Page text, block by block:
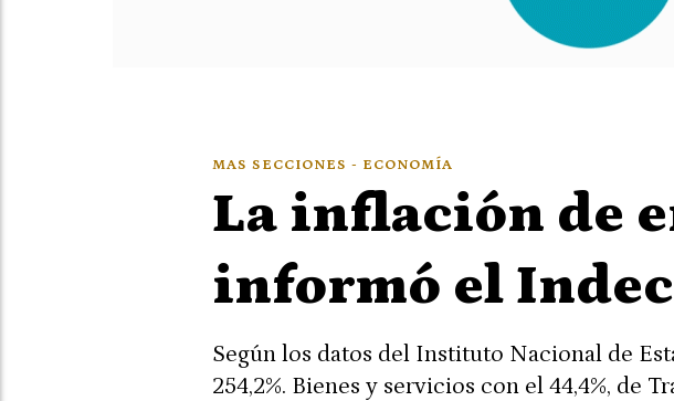
La inflación de
informó el Indec
Según los datos del Instituto Nacional de
254,2%. Bienes y servicios con el 44,4%, de
MAS SECCIONES - ECONOMÍA